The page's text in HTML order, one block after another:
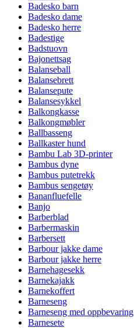
Badesko barn
Badesko dame
Badesko herre
Badestige
Badstuovn
Bajonettsag
Balanseball
Balansebrett
Balansepute
Balansesykkel
Balkongkasse
Balkongmøbler
Ballbasseng
Ballkaster hund
Bambu Lab 3D-printer
Bambus dyne
Bambus putetrekk
Bambus sengetøy
Bananfluefelle
Banjo
Barberblad
Barbermaskin
Barbersett
Barbour jakke dame
Barbour jakke herre
Barnehagesekk
Barnekajakk
Barnekoffert
Barneseng
Barneseng med oppbevaring
Barnesete